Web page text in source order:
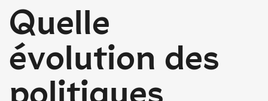
Quelle
évolution des
politiques